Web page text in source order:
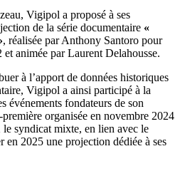
Vigipol a proposé à ses
de la série documentaire «
, réalisée par Anthony Santoro pour
animée par Laurent Delahousse.
à l’apport de données historiques
Vigipol a ainsi participé à la
événements fondateurs de son
organisée en novembre 2024
syndicat mixte, en lien avec le
en 2025 une projection dédiée à ses